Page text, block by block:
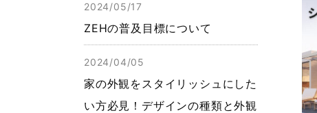
2024/05/17
ZEHの普及目標について
2024/04/05
家の外観をスタイリッシュにした
い方必見！デザインの種類と外観